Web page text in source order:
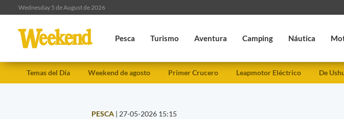
Wednesday 5 de August de 2026
Pesca Turismo Aventura Camping Náutica
Temas del Día Weekend de agosto Primer Crucero Leapmotor Eléctrico De
PESCA | 27-05-2026 15:15